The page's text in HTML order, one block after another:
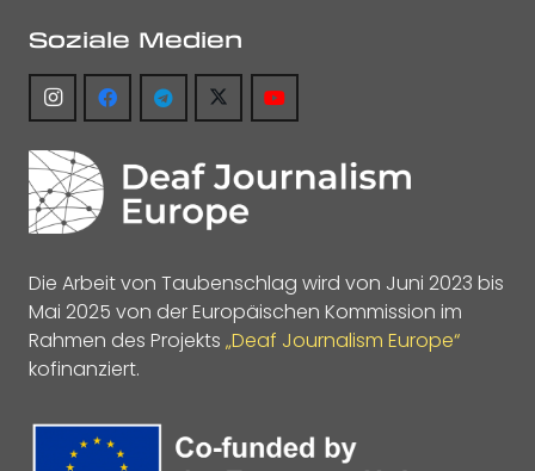
Soziale Medien
Die Arbeit von Taubenschlag wird von Juni 2023 bis
Mai 2025 von der Europäischen Kommission im
Rahmen des Projekts „Deaf Journalism Europe“
kofinanziert.